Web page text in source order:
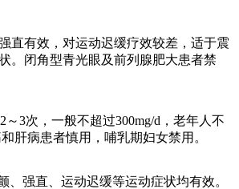
直有效，对运动迟缓疗效较差，适于震
。闭角型青光眼及前列腺肥大患者禁
3次，一般不超过300mg/d，老年人不
肝病患者慎用，哺乳期妇女禁用。
强直、运动迟缓等运动症状均有效。